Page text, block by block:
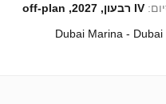
IV רבעון, 2027, off-plan
Dubai Marina - Dubai